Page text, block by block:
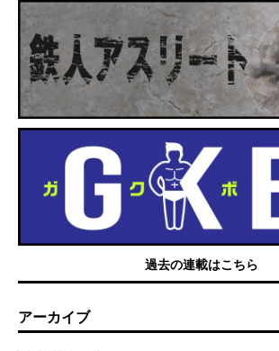
過去の連載はこちら
アーカイブ